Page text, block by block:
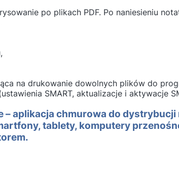
po plikach PDF. Po naniesieniu
na drukowanie dowolnych plików do
SMART, aktualizacje i aktywacje
– aplikacja chmurowa do
tablety, komputery